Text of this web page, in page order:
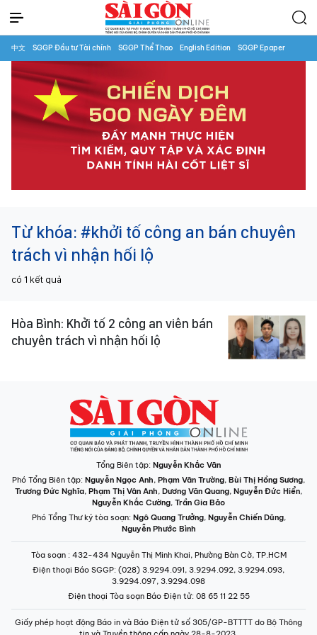
中文 SGGP Đầu tư Tài chính SGGP Thể Thao English Edition SGGP Epaper
Từ khóa: #khởi tố công an bán chuyên
trách vì nhận hối lộ
có 1 kết quả
Hòa Bình: Khởi tố 2 công an viên bán
chuyên trách vì nhận hối lộ
Tổng Biên tập: Nguyễn Khắc Văn
Phó Tổng Biên tập: Nguyễn Ngọc Anh, Phạm Văn Trường, Bùi Thị Hồng Sương,
Trương Đức Nghĩa, Phạm Thị Vân Anh, Dương Văn Quang, Nguyễn Đức Hiển,
Nguyễn Khắc Cường, Trần Gia Bảo
Phó Tổng Thư ký tòa soạn: Ngô Quang Trưởng, Nguyễn Chiến Dũng,
Nguyễn Phước Bình
Tòa soạn : 432-434 Nguyễn Thị Minh Khai, Phường Bàn Cờ, TP.HCM
Điện thoại Báo SGGP: (028) 3.9294.091, 3.9294.092, 3.9294.093,
3.9294.097, 3.9294.098
Điện thoại Tòa soạn Báo Điện tử: 08 65 11 22 55
Giấy phép hoạt động Báo in và Báo Điện tử số 305/GP-BTTTT do Bộ Thông